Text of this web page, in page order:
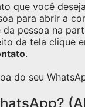
que você
para abrir a
pessoa na
da tela clique
.
do seu